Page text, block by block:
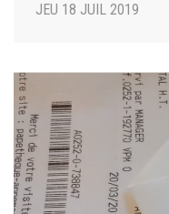
JEU 18 JUIL 2019